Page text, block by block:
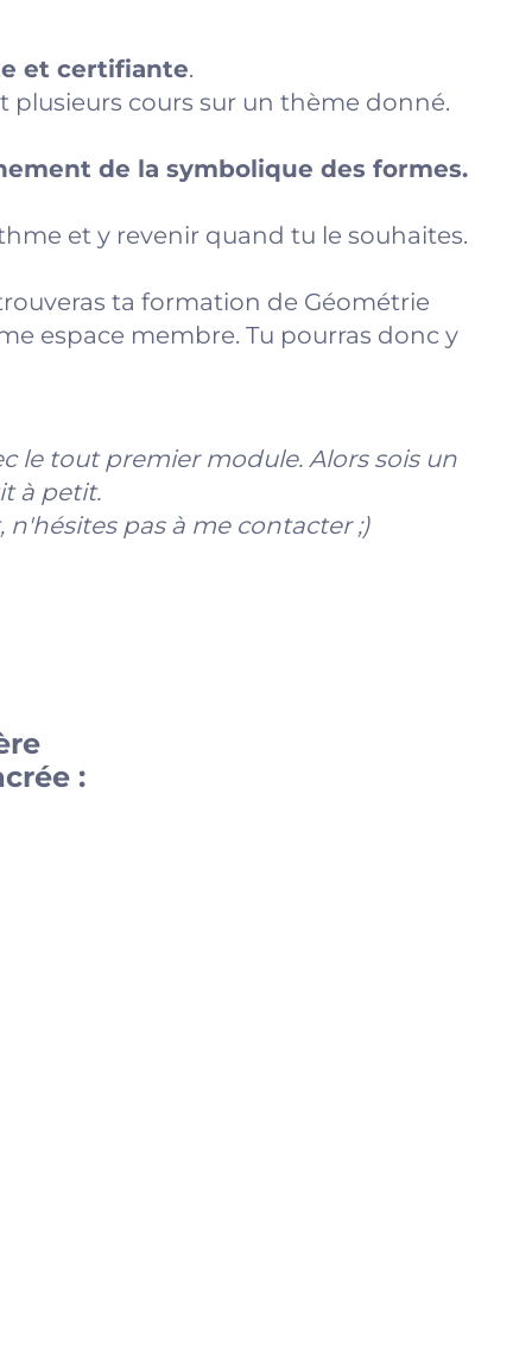
et certifiante.
cours sur un thème donné.
de la symbolique des formes.
et y revenir quand tu le souhaites.
ta formation de Géométrie
espace membre. Tu pourras donc y
le tout premier module. Alors sois un
à petit.
pas à me contacter ;)
: